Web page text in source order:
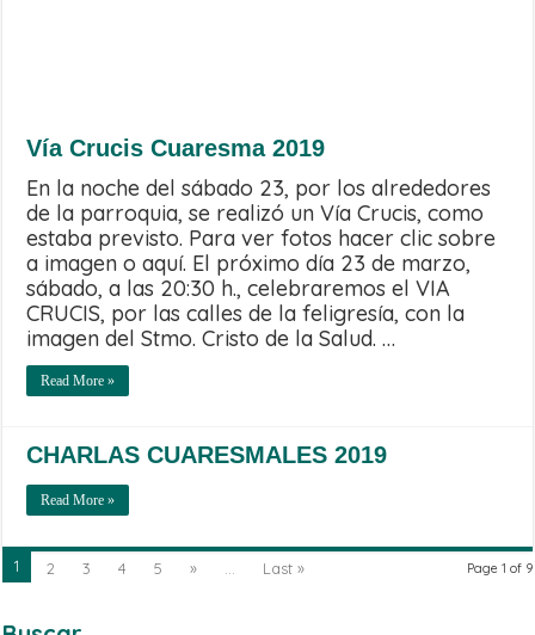
Vía Crucis Cuaresma 2019
En la noche del sábado 23, por los alrededores
de la parroquia, se realizó un Vía Crucis, como
estaba previsto. Para ver fotos hacer clic sobre
a imagen o aquí. El próximo día 23 de marzo,
sábado, a las 20:30 h., celebraremos el VIA
CRUCIS, por las calles de la feligresía, con la
imagen del Stmo. Cristo de la Salud. …
Read More »
CHARLAS CUARESMALES 2019
Read More »
Page 1 of 9
1 2 3 4 5 » Last »